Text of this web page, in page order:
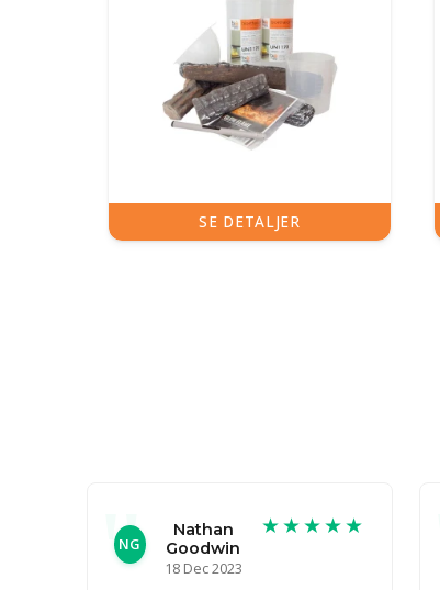
SE DETALJER
NG
Nathan
Goodwin
18 Dec 2023
★★★★★